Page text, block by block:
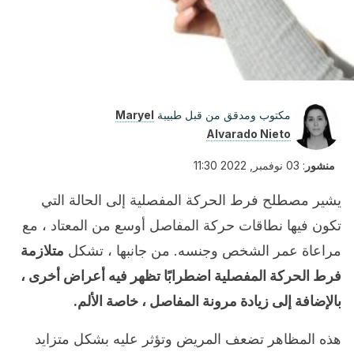
مكتوب ومدقق من قبل طبيبة Maryel
Alvarado Nieto
منشور : 03 نوفمبر, 2022 11:30
يشير مصطلح فرط الحركة المفصلية إلى الحالة التي
تكون فيها نطاقات حركة المفاصل أوسع من المعتاد ، مع
مراعاة عمر الشخص وجنسه. من جانبها ، تشكل متلازمة
فرط الحركة المفصلية اضطرابًا تظهر فيه أعراض أخرى ،
بالإضافة إلى زيادة مرونة المفاصل ، خاصة الألم.
هذه المظاهر تضعف المريض وتؤثر عليه بشكل متزايد